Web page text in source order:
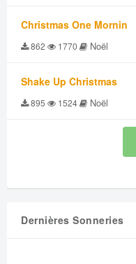
Christmas One Mornin
862 1770 Noël
Shake Up Christmas
895 1524 Noël
Dernières Sonneries